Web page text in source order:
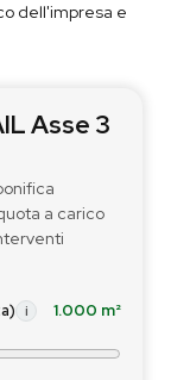
dell'impresa e
Asse 3
a carico
i 1.000 m²